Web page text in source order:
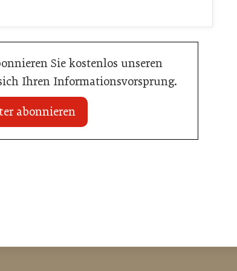
Sie kostenlos unseren
Ihren Informationsvorsprung.
abonnieren